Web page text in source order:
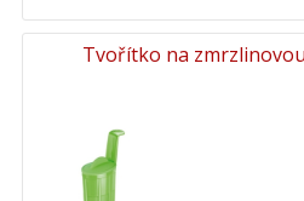
Tvořítko na